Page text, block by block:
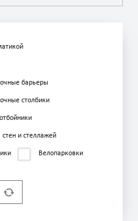
барьеры
столбики
и стеллажей
Велопарковки